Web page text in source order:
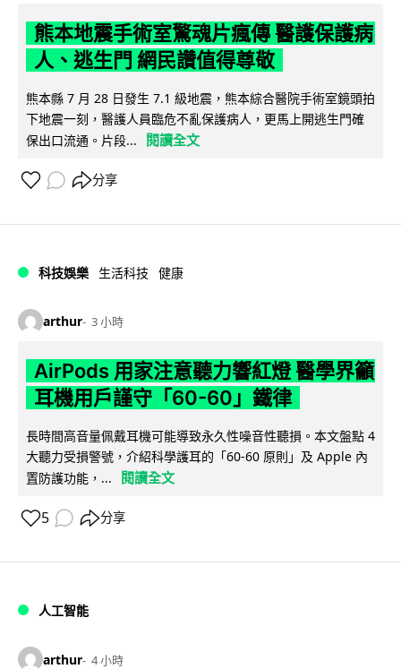
熊本地震手術室驚魂片瘋傳 醫護保護病
人、逃生門 網民讚值得尊敬
熊本縣 7 月 28 日發生 7.1 級地震，熊本綜合醫院手術室鏡頭拍
下地震一刻，醫護人員臨危不亂保護病人，更馬上開逃生門確
保出口流通。片段...
閱讀全文
分享
科技娛樂 生活科技 健康
arthur 3 小時
AirPods 用家注意聽力響紅燈 醫學界籲
耳機用戶謹守「60-60」鐵律
長時間高音量佩戴耳機可能導致永久性噪音性聽損。本文盤點 4
大聽力受損警號，介紹科學護耳的「60-60 原則」及 Apple 內
置防護功能，...
閱讀全文
5 分享
人工智能
arthur 4 小時